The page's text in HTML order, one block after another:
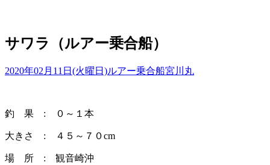
サワラ（ルアー乗合船）
2020年02月11日(火曜日)ルアー乗合船宮川丸
釣 果 : ０～１本
大きさ : ４５～７０cm
場 所 : 観音崎沖